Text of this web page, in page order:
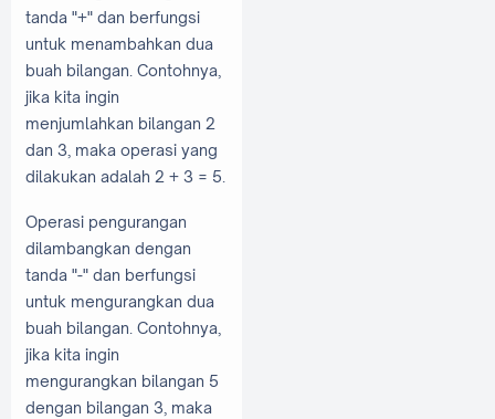
tanda "+" dan berfungsi
untuk menambahkan dua
buah bilangan. Contohnya,
jika kita ingin
menjumlahkan bilangan 2
dan 3, maka operasi yang
dilakukan adalah 2 + 3 = 5.
Operasi pengurangan
dilambangkan dengan
tanda "-" dan berfungsi
untuk mengurangkan dua
buah bilangan. Contohnya,
jika kita ingin
mengurangkan bilangan 5
dengan bilangan 3, maka